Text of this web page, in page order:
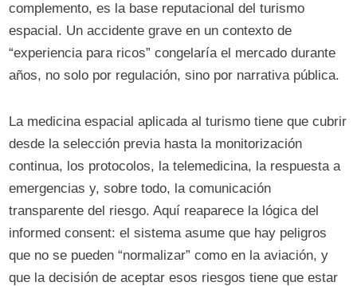
complemento, es la base reputacional del turismo
espacial. Un accidente grave en un contexto de
“experiencia para ricos” congelaría el mercado durante
años, no solo por regulación, sino por narrativa pública.
La medicina espacial aplicada al turismo tiene que cubrir
desde la selección previa hasta la monitorización
continua, los protocolos, la telemedicina, la respuesta a
emergencias y, sobre todo, la comunicación
transparente del riesgo. Aquí reaparece la lógica del
informed consent: el sistema asume que hay peligros
que no se pueden “normalizar” como en la aviación, y
que la decisión de aceptar esos riesgos tiene que estar